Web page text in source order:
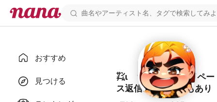
おすすめ
見つける
㌠ιゝち@わがまマイペー
ス返信出来ない事もあり